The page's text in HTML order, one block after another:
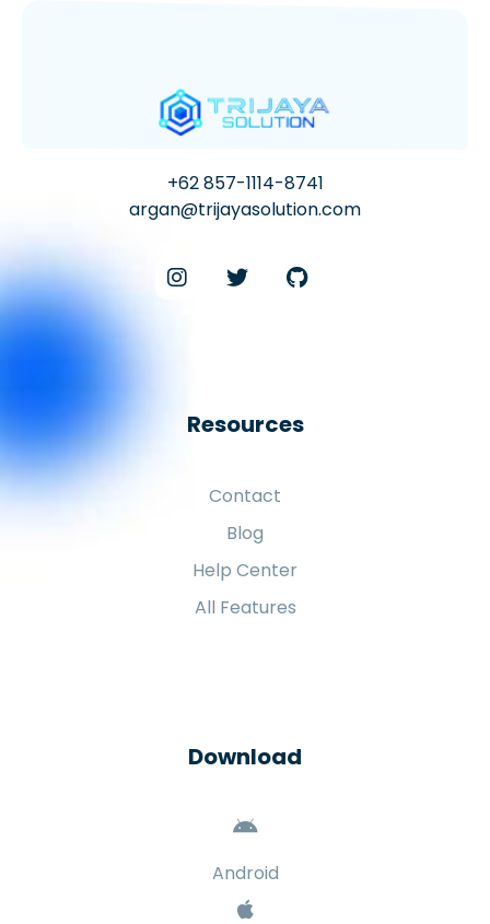
+62 857-1114-8741
argan@trijayasolution.com
Resources
Contact
Blog
Help Center
All Features
Download
Android